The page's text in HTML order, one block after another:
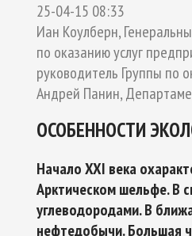
25-04-15 08:33
Иан Коулберн,
по оказанию услуг
руководитель Группы по
Андрей Панин,
ОСОБЕННОСТИ
Начало XXI века
Арктическом шельфе. В
углеводородами. В
нефтедобычи. Большая